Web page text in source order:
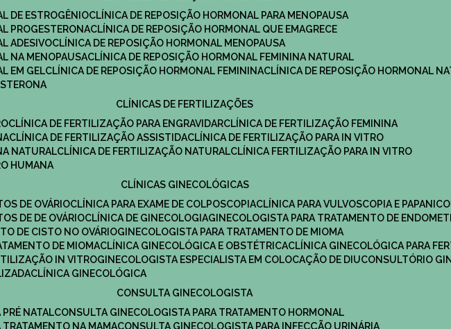
DE ESTROGÊNIO
CLÍNICA DE REPOSIÇÃO HORMONAL PARA MENOPAUSA
PROGESTERONA
CLÍNICA DE REPOSIÇÃO HORMONAL QUE EMAGRECE
ADESIVO
CLÍNICA DE REPOSIÇÃO HORMONAL MENOPAUSA
NA MENOPAUSA
CLÍNICA DE REPOSIÇÃO HORMONAL FEMININA NATURAL
EM GEL
CLÍNICA DE REPOSIÇÃO HORMONAL FEMININA
CLÍNICA DE REPOSIÇÃO HORMONAL
CLÍNICAS DE FERTILIZAÇÕES
CLÍNICA DE FERTILIZAÇÃO PARA ENGRAVIDAR
CLÍNICA DE FERTILIZAÇÃO FEMININA
CLÍNICA DE FERTILIZAÇÃO ASSISTIDA
CLÍNICA DE FERTILIZAÇÃO PARA IN VITRO
NATURAL
CLÍNICA DE FERTILIZAÇÃO NATURAL
CLÍNICA FERTILIZAÇÃO PARA IN VITRO
HUMANA
CLÍNICAS GINECOLÓGICAS
DE OVÁRIO
CLÍNICA PARA EXAME DE COLPOSCOPIA
CLÍNICA PARA VULVOSCOPIA E
DE DE OVÁRIO
CLÍNICA DE GINECOLOGIA
GINECOLOGISTA PARA TRATAMENTO DE
DE CISTO NO OVÁRIO
GINECOLOGISTA PARA TRATAMENTO DE MIOMA
DE MIOMA
CLÍNICA GINECOLÓGICA E OBSTÉTRICA
CLÍNICA GINECOLÓGICA PARA
IN VITRO
GINECOLOGISTA ESPECIALISTA EM COLOCAÇÃO DE DIU
CONSULTÓRIO
CLÍNICA GINECOLÓGICA
CONSULTA GINECOLOGISTA
PRÉ NATAL
CONSULTA GINECOLOGISTA PARA TRATAMENTO HORMONAL
TRATAMENTO NA MAMA
CONSULTA GINECOLOGISTA PARA INFECÇÃO URINÁRIA